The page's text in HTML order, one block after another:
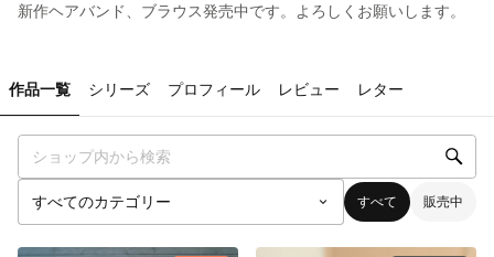
新作ヘアバンド、ブラウス発売中です。よろしくお願いします。
作品一覧 シリーズ プロフィール レビュー レター
すべて 販売中